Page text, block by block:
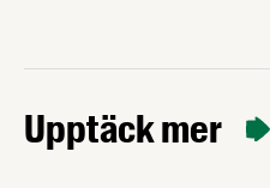
Upptäck mer